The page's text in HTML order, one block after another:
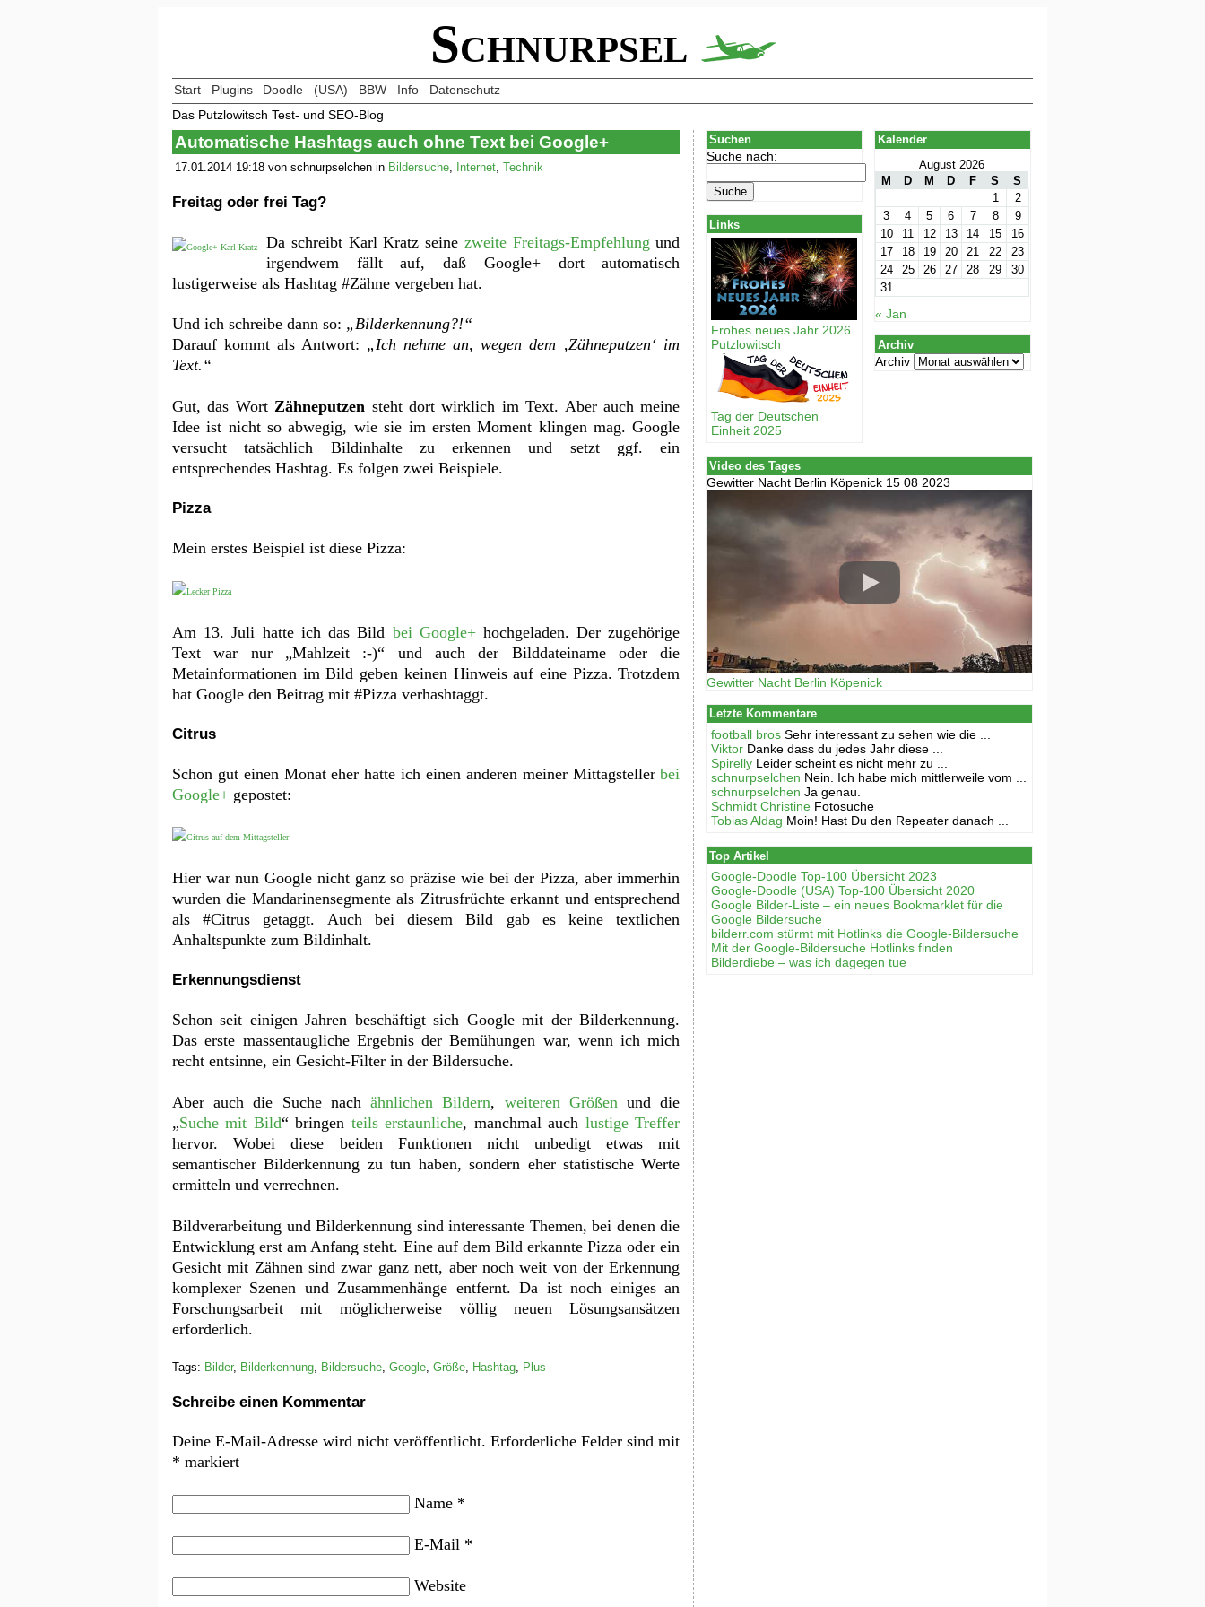
Schnurpsel
Start Plugins Doodle (USA) BBW Info
Datenschutz
Das Putzlowitsch Test- und SEO-Blog
Automatische Hashtags auch ohne Text bei Google+
17.01.2014 19:18 von schnurpselchen in Bildersuche, Internet, Technik
Freitag oder frei Tag?
Da schreibt Karl Kratz seine zweite Freitags-Empfehlung und
irgendwem fällt auf, daß Google+ dort automatisch
lustigerweise als Hashtag #Zähne vergeben hat.
Und ich schreibe dann so: „Bilderkennung?! “
Darauf kommt als Antwort: „Ich nehme an, wegen dem ‚Zähneputzen‘ im
Text.“
Gut, das WortZähneputzen steht dort wirklich im Text. Aber auch meine
Idee ist nicht so abwegig, wie sie im ersten Moment klingen mag. Google
versucht tatsächlich Bildinhalte zu erkennen und setzt ggf. ein
entsprechendes Hashtag. Es folgen zwei Beispiele.
Pizza
Mein erstes Beispiel ist diese Pizza:
Am 13. Juli hatte ich das Bild bei Google+hochgeladen. Der zugehörige
Text war nur „Mahlzeit :-)“ und auch der Bilddateiname oder die
Metainformationen im Bild geben keinen Hinweis auf eine Pizza. Trotzdem
hat Google den Beitrag mit #Pizza verhashtaggt.
Citrus
Schon gut einen Monat eher hatte ich einen anderen meiner Mittagstellerbei
Google+ gepostet:
Hier war nun Google nicht ganz so präzise wie bei der Pizza, aber immerhin
wurden die Mandarinensegmente als Zitrusfrüchte erkannt und entsprechend
als #Citrus getaggt. Auch bei diesem Bild gab es keine textlichen
Anhaltspunkte zum Bildinhalt.
Erkennungsdienst
Schon seit einigen Jahren beschäftigt sich Google mit der Bilderkennung.
Das erste massentaugliche Ergebnis der Bemühungen war, wenn ich mich
recht entsinne, ein Gesicht-Filter in der Bildersuche.
Aber auch die Suche nachähnlichen Bildern, weiteren Größen und die
„Suche mit Bild“ bringen teils erstaunliche, manchmal auch lustige Treffer
hervor. Wobei diese beiden Funktionen nicht unbedigt etwas mit
semantischer Bilderkennung zu tun haben, sondern eher statistische Werte
ermitteln und verrechnen.
Bildverarbeitung und Bilderkennung sind interessante Themen, bei denen die
Entwicklung erst am Anfang steht. Eine auf dem Bild erkannte Pizza oder ein
Gesicht mit Zähnen sind zwar ganz nett, aber noch weit von der Erkennung
komplexer Szenen und Zusammenhänge entfernt. Da ist noch einiges an
Forschungsarbeit mit möglicherweise völlig neuen Lösungsansätzen
erforderlich.
Tags: Bilder, Bilderkennung Bildersuche Google Größe Hashtag Plus
Schreibe einen Kommentar
Deine E-Mail-Adresse wird nicht veröffentlicht. Erforderliche Felder sind mit
* markiert
Name *
E-Mail *
Website
Suchen
Suche nach:
Links
Frohes neues Jahr 2026
Putzlowitsch
Tag der Deutschen
Einheit 2025
Kalender
August 2026
M
D M D F S
S
1
2
3
4 5 6 7 8
9
10
11 12 13 14 15
16
17
18 19 20 21 22
23
24
25 26 27 28 29
30
31
« Jan
Archiv
Archiv
Video des Tages
Gewitter Nacht Berlin Köpenick 15 08 2023
Gewitter Nacht Berlin Köpenick
Letzte Kommentare
football bros Sehr interessant zu sehen wie die ...
Viktor Danke dass du jedes Jahr diese ...
Spirelly Leider scheint es nicht mehr zu ...
schnurpselchen Nein. Ich habe mich mittlerweile vom ...
schnurpselchen Ja genau.
Schmidt Christine Fotosuche
Tobias Aldag Moin! Hast Du den Repeater danach ...
Top Artikel
Google-Doodle Top-100 Übersicht 2023
Google-Doodle (USA) Top-100 Übersicht 2020
Google Bilder-Liste – ein neues Bookmarklet für die
Google Bildersuche
bilderr.соm stürmt mit Hotlinks die Google-Bildersuche
Mit der Google-Bildersuche Hotlinks finden
Bilderdiebe – was ich dagegen tue